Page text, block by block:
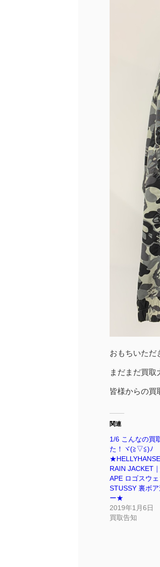
おもちいただ
まだまだ買取
皆様からの買
関連
1/6 こんなの買
た！ヾ(≧▽≦)ﾉ
RAIN JACKET
APE ロゴスウェ
STUSSY 裏ボ
ー★
2019年1月6日
買取告知